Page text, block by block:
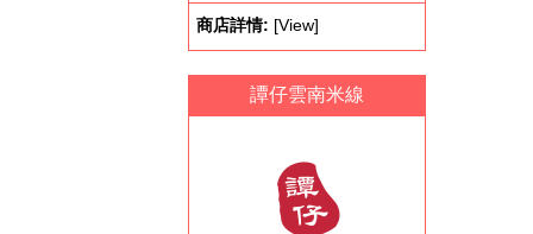
商店詳情: [View]
譚仔雲南米線